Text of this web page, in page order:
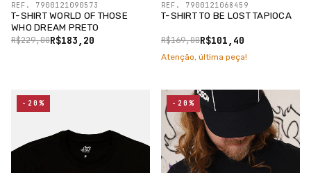
T-SHIRT WORLD OF THOSE
WHO DREAM PRETO
R$183,20
R$229,00
REF. 7900121090573
T-SHIRT TO BE LOST TAPIOCA
R$101,40
R$169,00
REF. 7900121068459
Atenção, última peça!
-20% -20%